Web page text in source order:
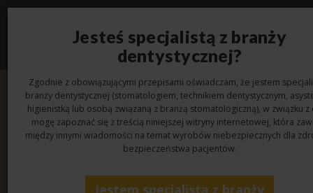
Jesteś specjalistą z branży
dentystycznej?
Zgodnie z obowiązującymi przepisami oświadczam, że jestem
branży dentystycznej (stomatologiem, technikiem dentystycznym,
higienistką lub osobą związaną z branżą stomatologiczną), w związku z
mogę zapoznać się z treścią niniejszej witryny internetowej, która
między innymi wiadomości na temat wyrobów niebezpiecznych dla
bezpieczeństwa pacjentów.
Jestem specjalistą z branży